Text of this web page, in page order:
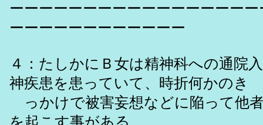
ーーーーーーーーーーーーーーーー
ーーーーーーーーーーーー
４：たしかにＢ女は精神科への通院
神疾患を患っていて、時折何かのき
っかけで被害妄想などに陥って他